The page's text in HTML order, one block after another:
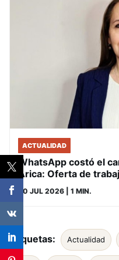
ACTUALIDAD
WhatsApp costó el
Arica: Oferta de
30 JUL 2026 | 1 MIN.
Etiquetas: Actualidad